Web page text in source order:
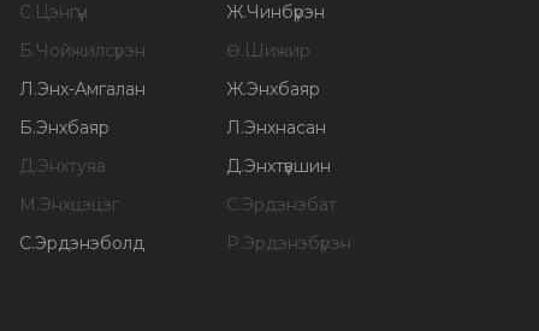
С.Цэнгүүн Ж.Чинбүрэн
Б.Чойжилсүрэн Ө.Шижир
Л.Энх-Амгалан Ж.Энхбаяр
Б.Энхбаяр Л.Энхнасан
Д.Энхтуяа Д.Энхтүвшин
М.Энхцэцэг С.Эрдэнэбат
С.Эрдэнэболд Р.Эрдэнэбүрэн